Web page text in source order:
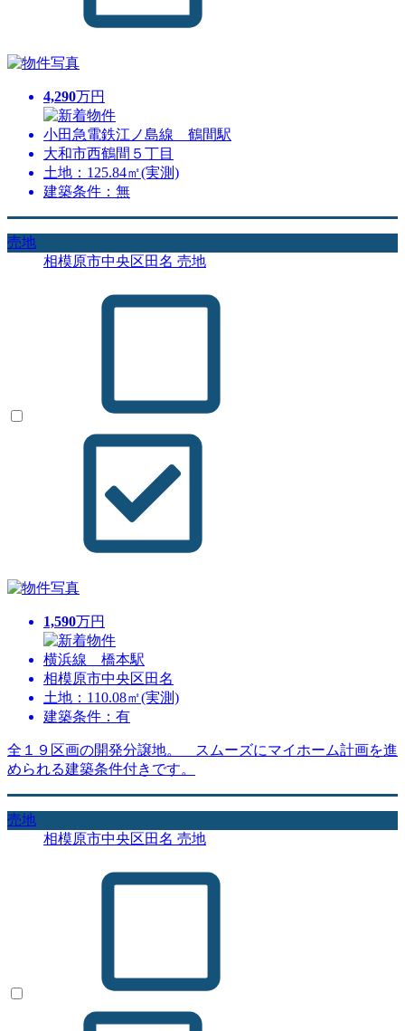
4,290万円
小田急電鉄江ノ島線 鶴間駅
大和市西鶴間５丁目
土地：125.84㎡(実測)
建築条件：無
売地
相模原市中央区田名 売地
1,590万円
横浜線 橋本駅
相模原市中央区田名
土地：110.08㎡(実測)
建築条件：有
全１９区画の開発分譲地。 スムーズにマイホーム計画を進
められる建築条件付きです。
売地
相模原市中央区田名 売地